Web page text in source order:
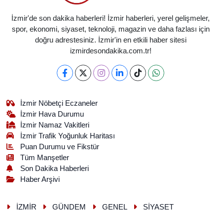
İzmir'de son dakika haberleri! İzmir haberleri, yerel gelişmeler,
spor, ekonomi, siyaset, teknoloji, magazin ve daha fazlası için
doğru adrestesiniz. İzmir'in en etkili haber sitesi
izmirdesondakika.com.tr!
İzmir Nöbetçi Eczaneler
İzmir Hava Durumu
İzmir Namaz Vakitleri
İzmir Trafik Yoğunluk Haritası
Puan Durumu ve Fikstür
Tüm Manşetler
Son Dakika Haberleri
Haber Arşivi
İZMİR GÜNDEM GENEL
SİYASET